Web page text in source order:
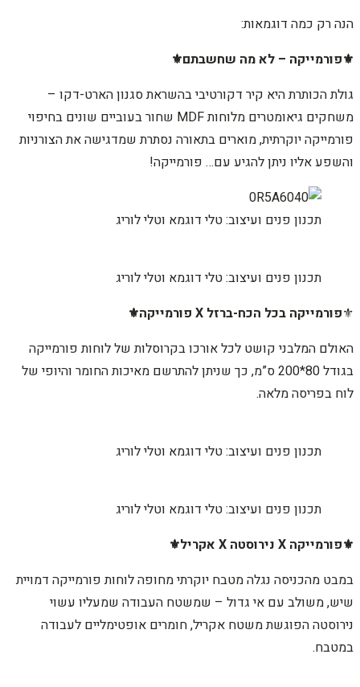
הנה רק כמה דוגמאות:
⚜️פורמייקה – לא מה שחשבתם⚜️
גולת הכותרת היא קיר דקורטיבי בהשראת סגנון הארט-דקו –
משחקים גיאומטרים מלוחות MDF שחור בעוביים שונים בחיפוי
פורמייקה יוקרתית, מוארים בתאורה נסתרת שמדגישה את הצורניות
והשפע אליו ניתן להגיע עם… פורמייקה!
תכנון פנים ועיצוב: טלי דוגמא וטלי לוריג
תכנון פנים ועיצוב: טלי דוגמא וטלי לוריג
⚜️פורמייקה בכל הכח-ברזל X פורמייקה⚜️
האולם המלבני קושט לכל אורכו בקרוסלות של לוחות פורמייקה
בגודל 80*200 ס”מ, כך שניתן להתרשם מאיכות החומר והיופי של
לוח בפריסה מלאה.
תכנון פנים ועיצוב: טלי דוגמא וטלי לוריג
תכנון פנים ועיצוב: טלי דוגמא וטלי לוריג
⚜️פורמייקה X נירוסטה X אקריל⚜️
במבט מהכניסה נגלה מטבח יוקרתי מחופה לוחות פורמייקה דמויית
שיש, משולב עם אי גדול – שמשטח העבודה שמעליו עשוי
נירוסטה הפוגשת משטח אקריל, חומרים אופטימליים לעבודה
במטבח.